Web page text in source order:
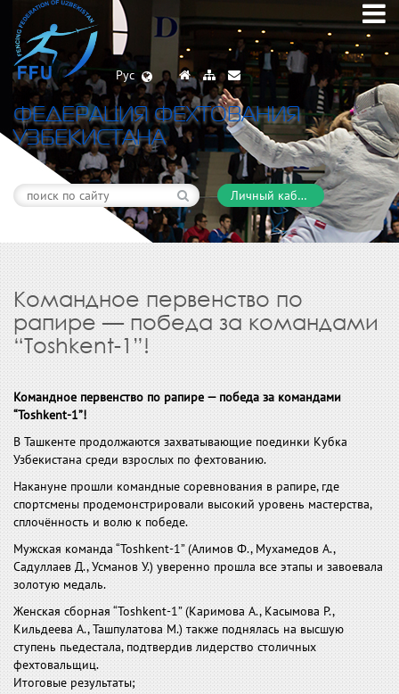
Рус
ФЕДЕРАЦИЯ ФЕХТОВАНИЯ
УЗБЕКИСТАНА
Личный кабинет
Командное первенство по
рапире — победа за командами
“Toshkent-1”!
Командное первенство по рапире — победа за командами
“Toshkent-1”!
В Ташкенте продолжаются захватывающие поединки Кубка
Узбекистана среди взрослых по фехтованию.
Накануне прошли командные соревнования в рапире, где
спортсмены продемонстрировали высокий уровень мастерства,
сплочённость и волю к победе.
Мужская команда “Toshkent-1” (Алимов Ф., Мухамедов А.,
Садуллаев Д., Усманов У.) уверенно прошла все этапы и завоевала
золотую медаль.
Женская сборная “Toshkent-1” (Каримова А., Касымова Р.,
Кильдеева А., Ташпулатова М.) также поднялась на высшую
ступень пьедестала, подтвердив лидерство столичных
фехтовальщиц.
Итоговые результаты;